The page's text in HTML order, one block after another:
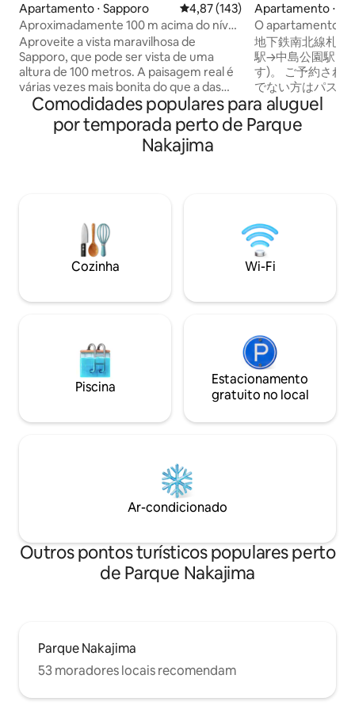
Apartamento ⋅ Sapporo 4,87 de uma avaliação média de
4,87 (143)
Aproximadamente 100 m acima do nível
do solo! HI condo 32F 36 m² suíte com
vista panorâmica!
Aproveite a vista maravilhosa de
Sapporo, que pode ser vista de uma
altura de 100 metros. A paisagem real é
várias vezes mais bonita do que a das
fotos! · Localização excelente. A 5
minutos do metrô da estação de
Sapporo, a 2 minutos da estação de
Nakajima Park, a 3 minutos do ponto de
chuveiro de hidromassagem.
Prometemos uma estadia confortável.
Que tal ficar em um quarto especial para
uma viagem especial? · O anfitrião
carros é essencial para viajar em
Alugue por um preço bem mais barato
do que outros serviços de aluguel de
carros! Sinta-se à vontade para entrar
em contato conosco ^^ Seguro ilimitado
estacionamento a 1 minuto a pé ^ ^ Os
nas estradas de inverno. Recomendado
para hóspedes que desejam ir um pouco
mais longe e passear! *Por favor, envie
uma mensagem ao anfitrião antes de
preparação de sushi, sushi ornamentado
e doces japoneses, incluindo roupas
tradicionais Também posso indicar várias
atividades, como a experiência cultural
Apartamento ⋅
Sapporo
O apartamento da
minutos do
地下鉄南北線札
駅→中島公園駅で
す)。 ご予約され
でない方はパスポ
員分の情報が必要
ールして頂きます
り定められてい
Bet one in the
the sofa-bed
Bet in the living
meal in a dining
the long-term
タオルは人数分の
期滞在のときは洗
い。 歯ブラシ、
ョナー等の基本的
イベートな髭剃り
ありません。 キ
become steady
comings and
Disinfectant is
You have to
Comodidades populares para aluguel
por temporada perto de Parque
Nakajima
Cozinha Wi-Fi
Piscina
Estacionamento
gratuito no local
Ar-condicionado
Outros pontos turísticos populares perto
de Parque Nakajima
Parque Nakajima
53 moradores locais recomendam